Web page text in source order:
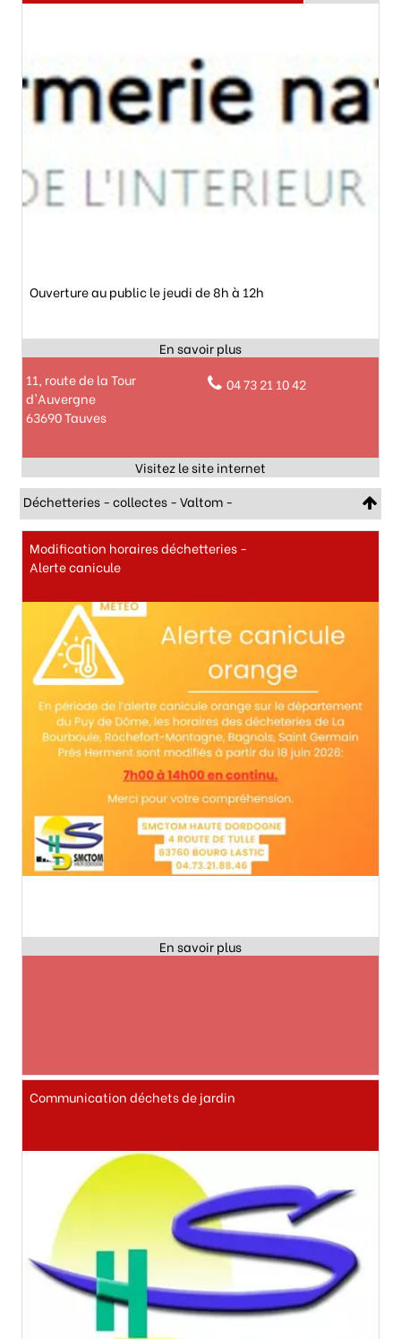
Ouverture au public le jeudi de 8h à 12h
11, route de la Tour
d'Auvergne
63690 Tauves
04 73 21 10 42
Déchetteries - collectes - Valtom -
Modification horaires déchetteries -
Alerte canicule
Communication déchets de jardin